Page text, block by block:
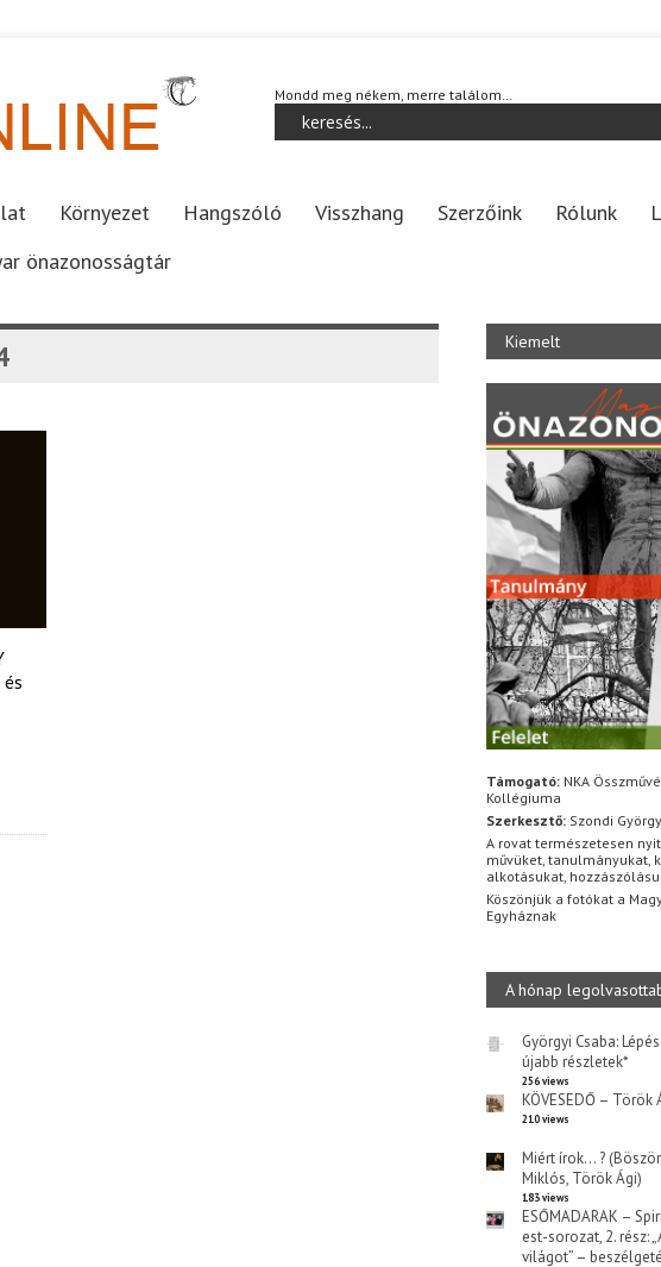
Mondd meg nékem, merre találom…
Környezet Hangszóló Visszhang Szerzőink Rólunk
önazonosságtár
Kiemelt
Támogató: NKA
Kollégiuma
Szerkesztő: Szondi
A rovat természetesen
művüket, tanulmányukat,
alkotásukat,
Köszönjük a fotókat a
Egyháznak
A hónap
Györgyi Csaba:
újabb részletek*
256 views
KÖVESEDŐ – Török
210 views
Miért írok… ?
Miklós, Török Ági)
183 views
ESŐMADARAK –
est-sorozat, 2. rész:
világot” –